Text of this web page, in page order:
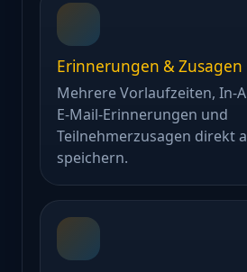
Erinnerungen & Zusagen
Mehrere Vorlaufzeiten, In-
E-Mail-Erinnerungen und
Teilnehmerzusagen direkt
speichern.